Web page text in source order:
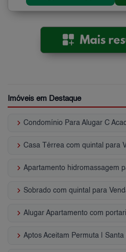
Imóveis em Destaque
keyboard_arrow_right
keyboard_arrow_right
keyboard_arrow_right
keyboard_arrow_right Sobrado com quintal para
keyboard_arrow_right
keyboard_arrow_right Aptos Aceitam Permuta | Santa